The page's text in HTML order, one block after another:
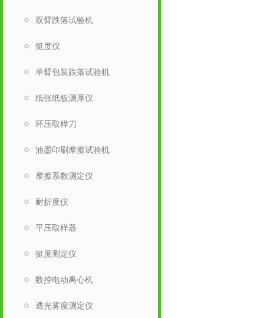
双臂跌落试验机
挺度仪
单臂包装跌落试验机
纸张纸板测厚仪
环压取样刀
油墨印刷摩擦试验机
摩擦系数测定仪
耐折度仪
平压取样器
挺度测定仪
数控电动离心机
透光雾度测定仪